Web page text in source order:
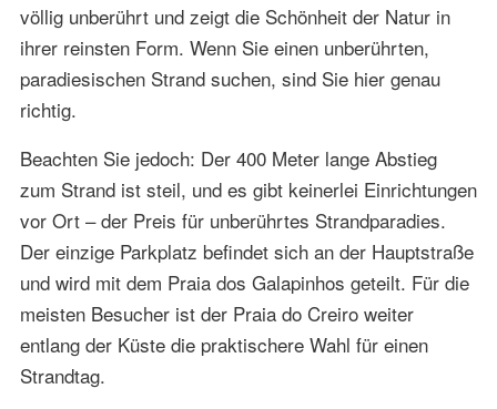
völlig unberührt und zeigt die Schönheit der Natur in
ihrer reinsten Form. Wenn Sie einen unberührten,
paradiesischen Strand suchen, sind Sie hier genau
richtig.
Beachten Sie jedoch: Der 400 Meter lange Abstieg
zum Strand ist steil, und es gibt keinerlei Einrichtungen
vor Ort – der Preis für unberührtes Strandparadies.
Der einzige Parkplatz befindet sich an der Hauptstraße
und wird mit dem Praia dos Galapinhos geteilt. Für die
meisten Besucher ist der Praia do Creiro weiter
entlang der Küste die praktischere Wahl für einen
Strandtag.